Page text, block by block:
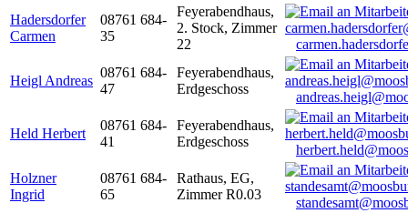
Hadersdorfer
Carmen
08761 684-
35
Feyerabendhaus,
2. Stock, Zimmer
22
Heigl Andreas
08761 684-
47
Feyerabendhaus,
Erdgeschoss
Held Herbert
08761 684-
41
Feyerabendhaus,
Erdgeschoss
Holzner
Ingrid
08761 684-
65
Rathaus, EG,
Zimmer R0.03